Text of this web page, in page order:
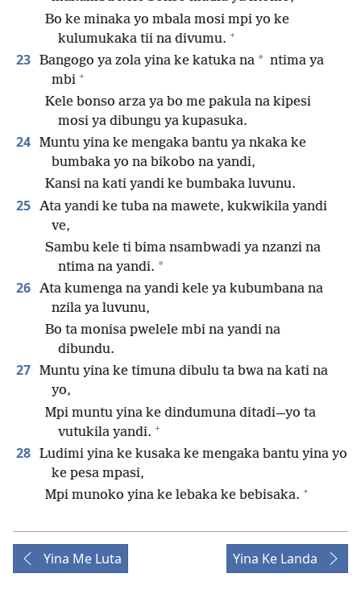
Bo ke minaka yo mbala mosi mpi yo ke
kulumukaka tii na divumu. +
23 Bangogo ya zola yina ke katuka na * ntima ya
mbi +
Kele bonso arza ya bo me pakula na kipesi
mosi ya dibungu ya kupasuka.
24 Muntu yina ke mengaka bantu ya nkaka ke
bumbaka yo na bikobo na yandi,
Kansi na kati yandi ke bumbaka luvunu.
25 Ata yandi ke tuba na mawete, kukwikila yandi
ve,
Sambu kele ti bima nsambwadi ya nzanzi na
ntima na yandi. *
26 Ata kumenga na yandi kele ya kubumbana na
nzila ya luvunu,
Bo ta monisa pwelele mbi na yandi na
dibundu.
27 Muntu yina ke timuna dibulu ta bwa na kati na
yo,
Mpi muntu yina ke dindumuna ditadi—yo ta
vutukila yandi. +
28 Ludimi yina ke kusaka ke mengaka bantu yina yo
ke pesa mpasi,
Mpi munoko yina ke lebaka ke bebisaka. +
Yina Me Luta Yina Ke Landa